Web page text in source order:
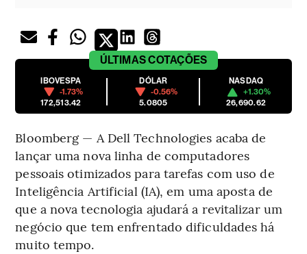
ÚLTIMASCOTAÇÕES
IBOVESPA
-1.73%
172,513.42
DÓLAR
-0.56%
5.0805
NASDAQ
+1.30%
26,690.62
Bloomberg — A Dell Technologies acaba de
lançar uma nova linha de computadores
pessoais otimizados para tarefas com uso de
Inteligência Artificial (IA), em uma aposta de
que a nova tecnologia ajudará a revitalizar um
negócio que tem enfrentado dificuldades há
muito tempo.